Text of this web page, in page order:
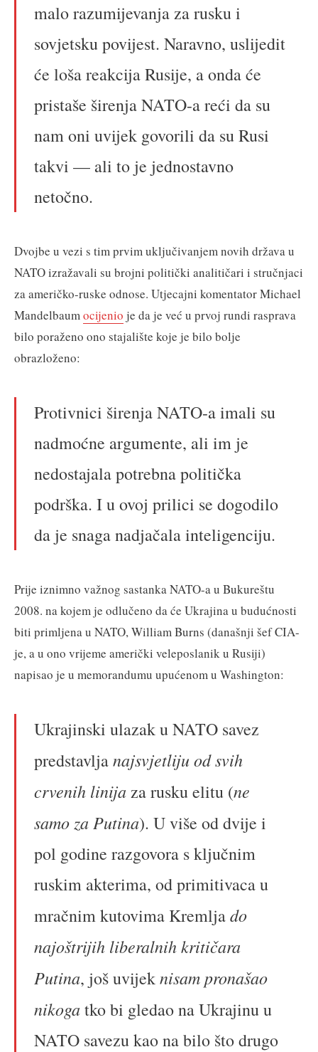
malo razumijevanja za rusku i
sovjetsku povijest. Naravno, uslijedit
će loša reakcija Rusije, a onda će
pristaše širenja NATO-a reći da su
nam oni uvijek govorili da su Rusi
takvi — ali to je jednostavno
netočno.
Dvojbe u vezi s tim prvim uključivanjem novih država u
NATO izražavali su brojni politički analitičari i stručnjaci
za američko-ruske odnose. Utjecajni komentator Michael
Mandelbaumocijenio je da je već u prvoj rundi rasprava
bilo poraženo ono stajalište koje je bilo bolje
obrazloženo:
Protivnici širenja NATO-a imali su
nadmoćne argumente, ali im je
nedostajala potrebna politička
podrška. I u ovoj prilici se dogodilo
da je snaga nadjačala inteligenciju.
Prije iznimno važnog sastanka NATO-a u Bukureštu
2008. na kojem je odlučeno da će Ukrajina u budućnosti
biti primljena u NATO, William Burns (današnji šef CIA-
je, a u ono vrijeme američki veleposlanik u Rusiji)
napisao je u memorandumu upućenom u Washington:
Ukrajinski ulazak u NATO savez
predstavljanajsvjetliju od svih
crvenih linijaza rusku elitu (ne
samo za Putina). U više od dvije i
pol godine razgovora s ključnim
ruskim akterima, od primitivaca u
mračnim kutovima Kremljado
najoštrijih liberalnih kritičara
Putina, još uvijeknisam pronašao
nikogatko bi gledao na Ukrajinu u
NATO savezu kao na bilo što drugo